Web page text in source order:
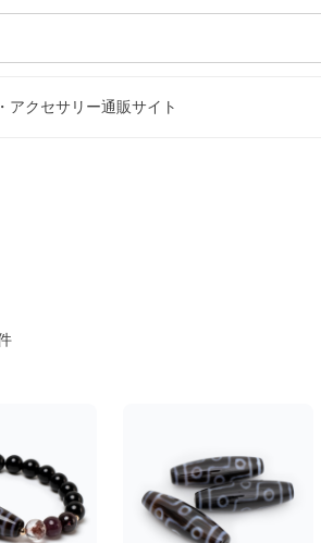
アクセサリー通販サイト